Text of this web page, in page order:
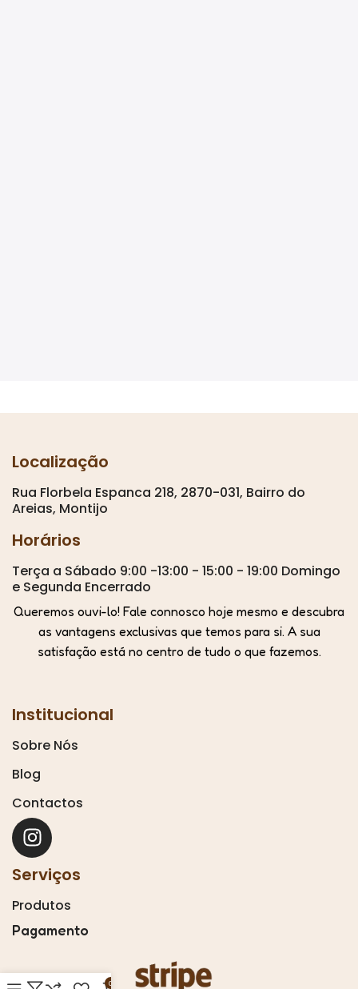
Localização
Rua Florbela Espanca 218, 2870-031, Bairro do
Areias, Montijo
Horários
Terça a Sábado 9:00 -13:00 - 15:00 - 19:00 Domingo
e Segunda Encerrado
Queremos ouvi-lo! Fale connosco hoje mesmo e descubra
as vantagens exclusivas que temos para si. A sua
satisfação está no centro de tudo o que fazemos.
Institucional
Sobre Nós
Blog
Contactos
Serviços
Produtos
Pagamento
0